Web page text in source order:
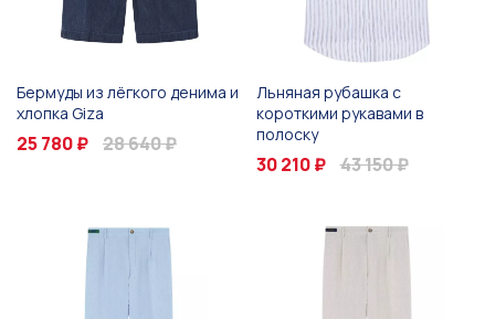
Бермуды из лёгкого денима и
хлопка Giza
25 780 ₽ 28 640 ₽
Льняная рубашка с
короткими рукавами в
полоску
30 210 ₽ 43 150 ₽